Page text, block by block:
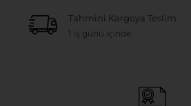
Tahmini Kargoya Teslim
1 İş günü içinde